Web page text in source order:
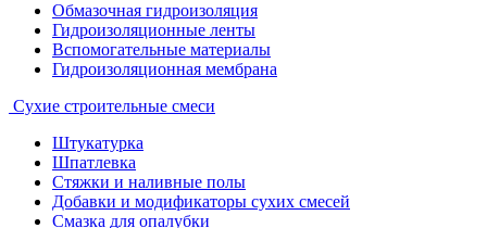
Обмазочная гидроизоляция
Гидроизоляционные ленты
Вспомогательные материалы
Гидроизоляционная мембрана
Сухие строительные смеси
Штукатурка
Шпатлевка
Стяжки и наливные полы
Добавки и модификаторы сухих смесей
Смазка для опалубки